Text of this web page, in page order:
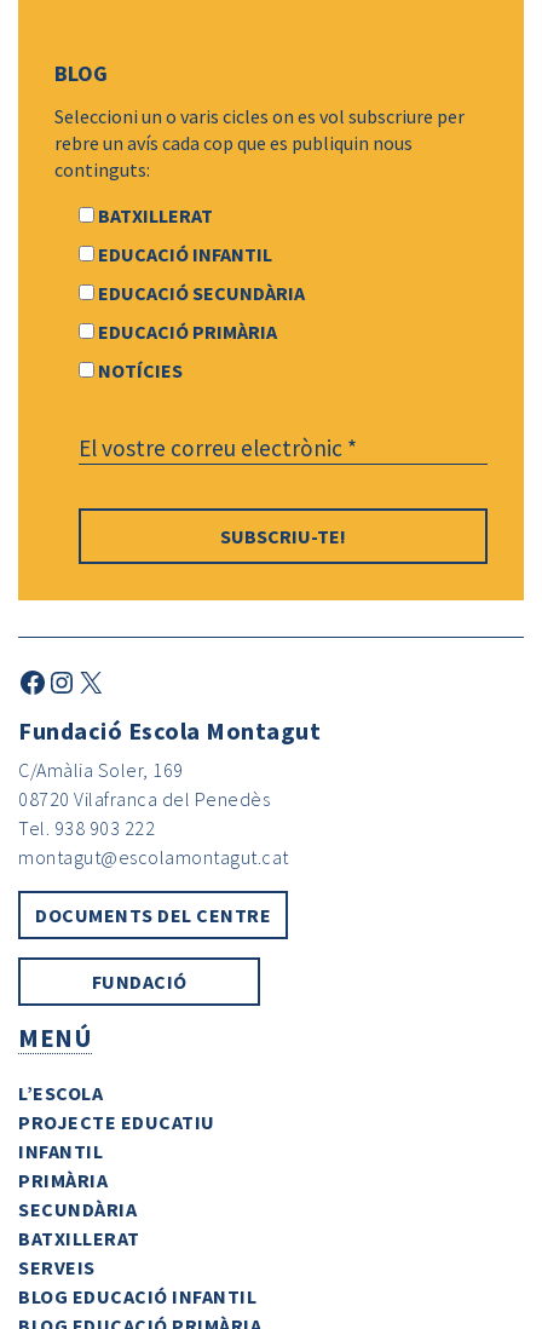
BLOG
Seleccioni un o varis cicles on es vol subscriure per
rebre un avís cada cop que es publiquin nous
continguts:
BATXILLERAT
EDUCACIÓ INFANTIL
EDUCACIÓ SECUNDÀRIA
EDUCACIÓ PRIMÀRIA
NOTÍCIES
Facebook
Instagram
X
Fundació Escola Montagut
C/Amàlia Soler, 169
08720 Vilafranca del Penedès
Tel. 938 903 222
montagut@escolamontagut.cat
DOCUMENTS DEL CENTRE
FUNDACIÓ
MENÚ
L’ESCOLA
PROJECTE EDUCATIU
INFANTIL
PRIMÀRIA
SECUNDÀRIA
BATXILLERAT
SERVEIS
BLOG EDUCACIÓ INFANTIL